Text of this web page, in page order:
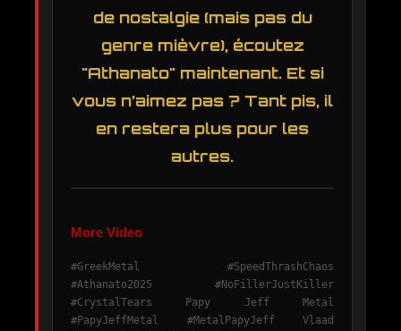
de nostalgie (mais pas du
genre mièvre), écoutez
"Athanato" maintenant. Et si
vous n’aimez pas ? Tant pis, il
en restera plus pour les
autres.
More Video
#GreekMetal #SpeedThrashChaos
#Athanato2025 #NoFillerJustKiller
#CrystalTears Papy Jeff Metal
#PapyJeffMetal #MetalPapyJeff Vlaad